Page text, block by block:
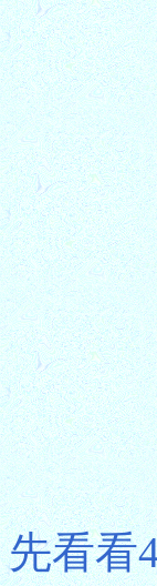
先看看